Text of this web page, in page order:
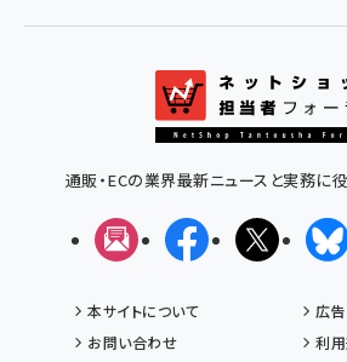
通販・ECの業界最新ニュースと実務に
メルマガFacebookX(エック
本サイトについて
広
お問い合わせ
利